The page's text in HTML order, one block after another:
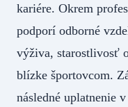
kariére. Okrem
podporí odborné
výživa, starostlivosť
blízke športovcom.
následné uplatnenie